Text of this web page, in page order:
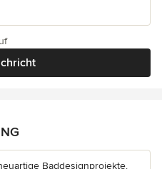
Baddesignprojekte.